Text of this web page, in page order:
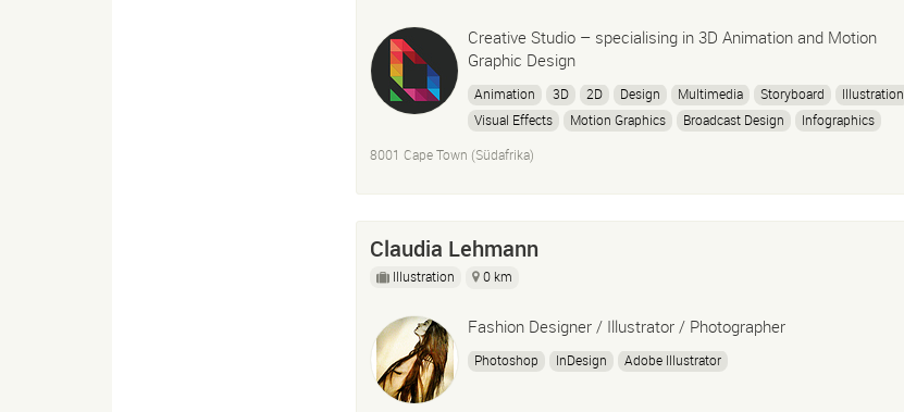
Creative Studio – specialising in 3D Animation and Motion
Graphic Design
Animation 3D 2D Design Multimedia Storyboard
Illustration
Visual Effects
Motion Graphics Broadcast Design
Infographics
Product Rendering
8001 Cape Town (Südafrika)
Claudia Lehmann
Illustration 0 km
Fashion Designer / Illustrator / Photographer
Photoshop InDesign Adobe Illustrator